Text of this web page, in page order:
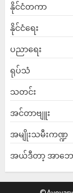
နိုင်ငံတကာ
နိုင်ငံရေး
ပညာရေး
ရုပ်သံ
သတင်း
အင်တာဗျူး
အမျိုးသမီးကဏ္ဍ
အယ်ဒီတာ့ အာဘေ